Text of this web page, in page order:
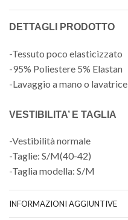
DETTAGLI PRODOTTO
-Tessuto poco elasticizzato
-95% Poliestere 5% Elastan
-Lavaggio a mano o lavatrice
VESTIBILITA’ E TAGLIA
-Vestibilità normale
-Taglie: S/M(40-42)
-Taglia modella: S/M
INFORMAZIONI AGGIUNTIVE